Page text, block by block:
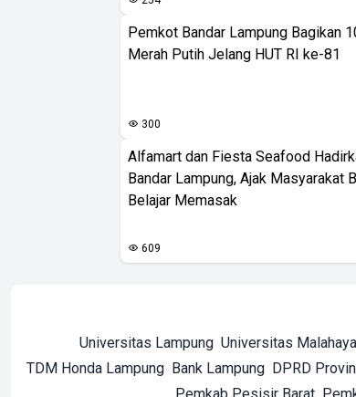
Pemkot Bandar Lampung Bagikan
Merah Putih Jelang HUT RI ke-81
300
Alfamart dan Fiesta Seafood
Bandar Lampung, Ajak Masyarakat
Belajar Memasak
609
Universitas Lampung Universitas
TDM Honda Lampung Bank Lampung DPRD